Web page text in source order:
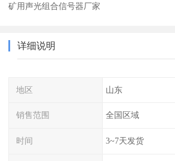
矿用声光组合信号器厂家
详细说明
地区 山东
销售范围 全国区域
时间 3~7天发货